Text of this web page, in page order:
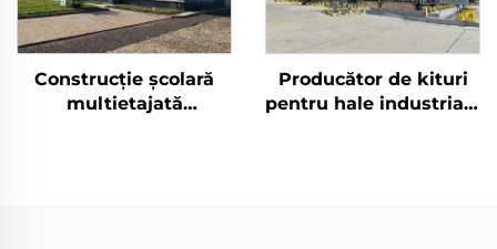
Construcție școlară
multietajată
Producător de kituri
pentru hale industriale